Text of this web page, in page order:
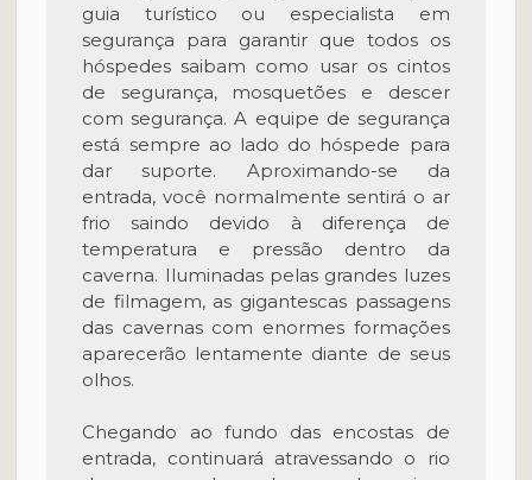
guia turístico ou especialista em
segurança para garantir que todos os
hóspedes saibam como usar os cintos
de segurança, mosquetões e descer
com segurança. A equipe de segurança
está sempre ao lado do hóspede para
dar suporte. Aproximando-se da
entrada, você normalmente sentirá o ar
frio saindo devido à diferença de
temperatura e pressão dentro da
caverna. Iluminadas pelas grandes luzes
de filmagem, as gigantescas passagens
das cavernas com enormes formações
aparecerão lentamente diante de seus
olhos.
Chegando ao fundo das encostas de
entrada, continuará atravessando o rio